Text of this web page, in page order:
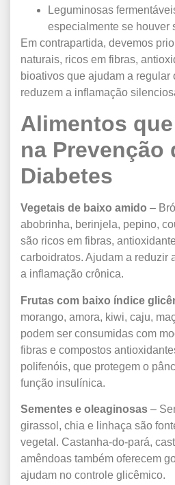
Leguminosas
especialmente se houver
Em contrapartida, devemos
naturais, ricos em fibras,
bioativos que ajudam a regular
reduzem a inflamação
Alimentos
na Prevenção
Diabetes
Vegetais de baixo amido –
abobrinha, berinjela, pepino,
são ricos em fibras,
carboidratos. Ajudam a reduzir
a inflamação crônica.
Frutas com baixo índice
morango, amora, kiwi, caju,
podem ser consumidas com
fibras e compostos
polifenóis, que protegem o
função insulínica.
Sementes e oleaginosas –
girassol, chia e linhaça são
vegetal. Castanha-do-pará,
amêndoas também oferecem
ajudam no controle glicêmico.